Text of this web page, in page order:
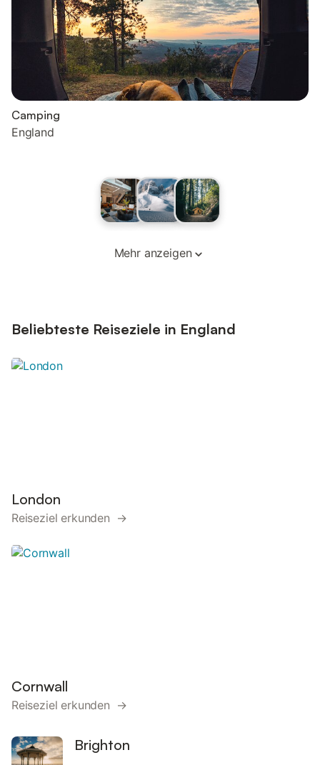
Camping
England
Mehr anzeigen
Beliebteste Reiseziele in England
London
Reiseziel erkunden →
Cornwall
Reiseziel erkunden →
Brighton